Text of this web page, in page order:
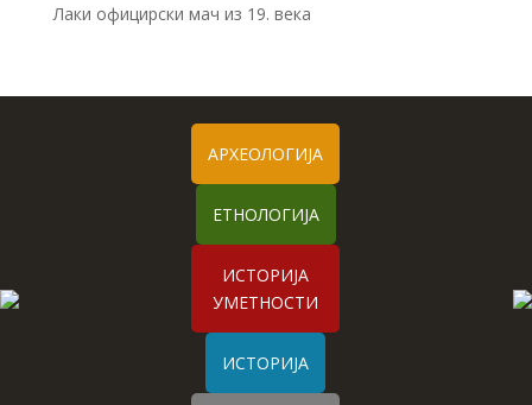
Лаки официрски мач из 19. века
АРХЕОЛОГИЈА
ЕТНОЛОГИЈА
ИСТОРИЈА
УМЕТНОСТИ
ИСТОРИЈА